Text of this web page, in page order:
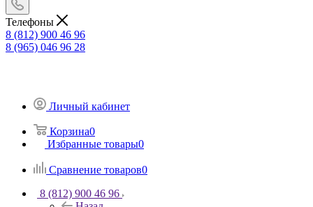
Телефоны
8 (812) 900 46 96
8 (965) 046 96 28
Личный кабинет
Корзина0
Избранные товары0
Сравнение товаров0
8 (812) 900 46 96